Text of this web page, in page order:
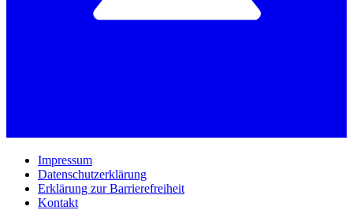
Impressum
Datenschutzerklärung
Erklärung zur Barrierefreiheit
Kontakt